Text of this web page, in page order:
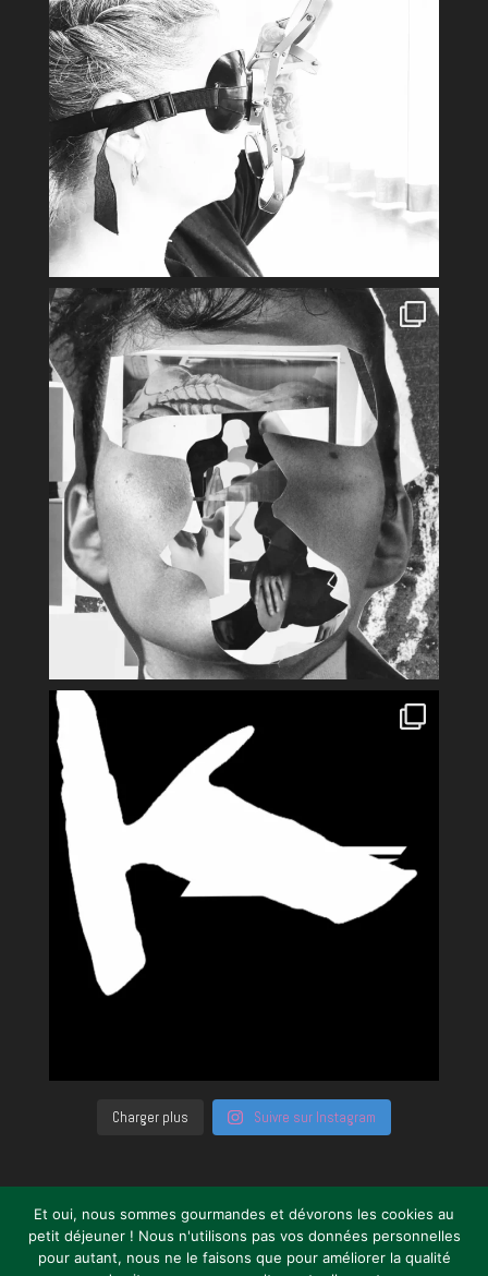
Charger plus Suivre sur Instagram
Et oui, nous sommes gourmandes et dévorons les cookies au
petit déjeuner ! Nous n'utilisons pas vos données personnelles
pour autant, nous ne le faisons que pour améliorer la qualité